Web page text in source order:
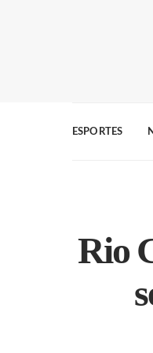
ESPORTES
Rio